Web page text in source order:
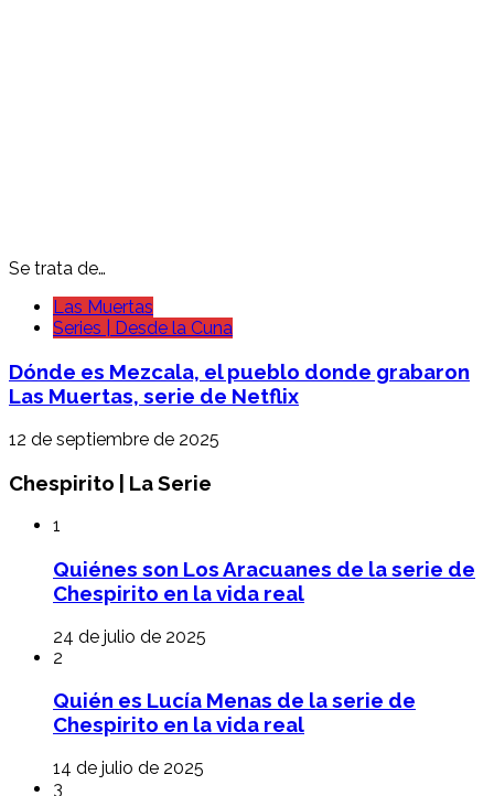
Se trata de…
Las Muertas
Series | Desde la Cuna
Dónde es Mezcala, el pueblo donde grabaron
Las Muertas, serie de Netflix
12 de septiembre de 2025
Chespirito | La Serie
1
Quiénes son Los Aracuanes de la serie de
Chespirito en la vida real
24 de julio de 2025
2
Quién es Lucía Menas de la serie de
Chespirito en la vida real
14 de julio de 2025
3